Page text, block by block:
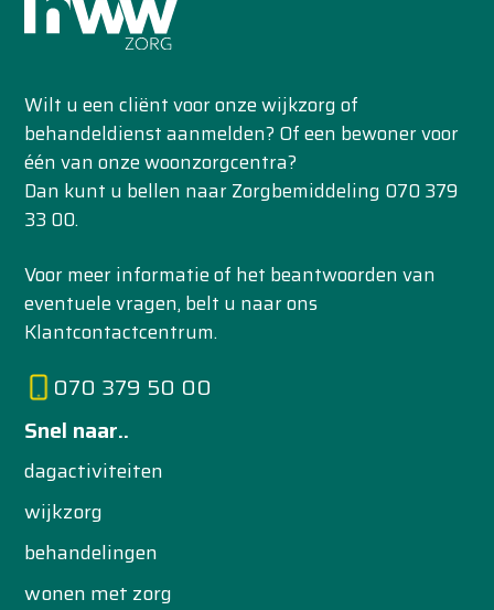
Wilt u een cliënt voor onze wijkzorg of
behandeldienst aanmelden? Of een bewoner voor
één van onze woonzorgcentra?
Dan kunt u bellen naar Zorgbemiddeling 070 379
33 00.
Voor meer informatie of het beantwoorden van
eventuele vragen, belt u naar ons
Klantcontactcentrum.
070 379 50 00
Snel naar..
dagactiviteiten
wijkzorg
behandelingen
wonen met zorg